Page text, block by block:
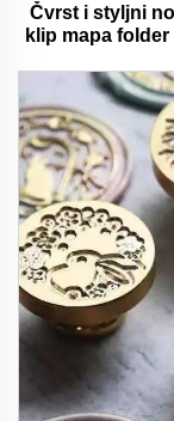
Čvrst i styljni
klip mapa